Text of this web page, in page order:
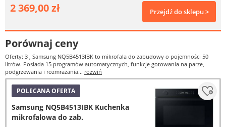
2 369,00 zł Przejdź do sklepu >
Porównaj ceny
Oferty: 3 , Samsung NQ5B4513IBK to mikrofala do zabudowy o pojemności 50
litrów. Posiada 15 programów automatycznych, funkcje gotowania na parze,
podgrzewania i rozmrażania... rozwiń
POLECANA OFERTA
Samsung NQ5B4513IBK Kuchenka
mikrofalowa do zab.